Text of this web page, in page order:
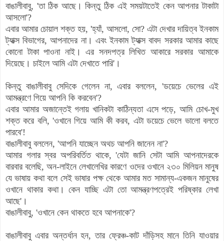
বাঙালীবাবু, 'তা ঠিক আছে। কিন্তু ঠিক এই সময়টাতেই কেন আপনার টাকাটা
আসলো'?
এবার আমার চোয়াল শক্ত হয়, 'হ্যাঁ, আসলো, সো? এটা দেখার দায়িত্ব ইনকাম
ট্যাক্স বিভাগের, আপনাদের না। এবং ইনকাম ট্যাক্স বাবদ সরকার আমার কাছে
কোনো টাকা পাওনা নাই। এর সনদপত্র লিখিত আকারে সরকার আমাকে
দিয়েছে। চাইলে আমি এটা দেখাতে পারি'।
কিন্তু বাঙালীবাবু সেদিকে গেলেন না, এবার বললেন, 'ডয়েচে ভেলের এই
আমন্ত্রণে গিয়ে আপনি কি করবেন'?
এবার আমার অজান্তেই গলায় খানিকটা কাঠিন্যতা এসে পড়ে, আমি চোখ-মুখ
শক্ত করে বলি, 'ওখানে গিয়ে আমি কী করব, এটা ডয়েচে ভেলে ভালো বলতে
পারবে'!
বাঙালীবাবু বললেন, 'আপনি যাচ্ছেন অথচ আপনি জানেন না'?
আমার গলার স্বর অপরিবর্তিত থাকে, 'যেটা জানি সেটা আমি আপনাদেরকে
বারবার বলেছি, অন-লাইনে লেখালেখির কারণে ওদের ওখানে ২৩০ মিলিয়ন মানুষ
যে ভাষায় কথা বলে সেই ভাষার পক্ষ থেকে আমার মত সামান্য-একজন মানুষের
ওখানে থাকার কথা। কেন যাচ্ছি এটা তো আমন্ত্রণপত্রেই পরিষ্কার লেখা
আছে'।
বাঙালীবাবু, 'ওখানে কেন থাকতে হবে আপনাকে'?
বাঙালীবাবু এবার অন্তর্ধান হন,তার ফ্রেঞ্চ-কাট দাঁড়িসহ মানে তিনি যাওয়ার